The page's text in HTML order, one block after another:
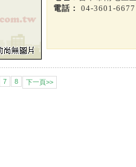
電話：
04-3601-
7 8 下一頁>>